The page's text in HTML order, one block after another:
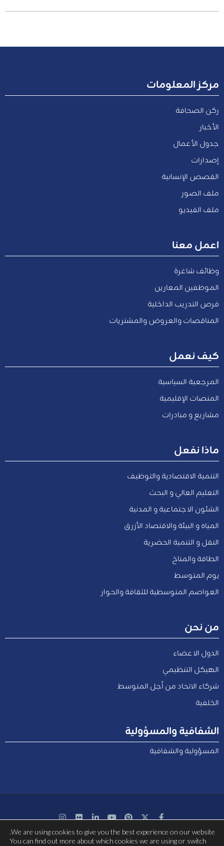
مركز المعلومات
ركن الصحافة
الأخبار
جدول الأعمال
إصدارات
القصص الإنسانية
ملف الصور
ملف الفيديو
اعمل معنا
وظائف شاغرة
الموظفين المعارين
فرص التدريب الداخلية
المناقصات والعروض والمشتريات
كيف نعمل
المرجعية السياسية
المنصات الإقليمية
مشاريع و مبادرات
ماذا نفعل
التنمية الاقتصادية والتوظيف
التعليم العالي و البحث
الشئون الاجتماعية و المدنية
المياه و البيئة والاقتصاد الأزرق
النقل و التنمية الحضرية
الطاقة والمناخ
يوم المتوسط
العواصم المتوسطية للثقافة والحوار
من نحن
الدول الاعضاء
الهيكل التنظيمي
شركاء الاتحاد من أجل المتوسط
الخلفية
الشفافية والمسؤولية
المسؤولية والشفافية
بتمويل مشترك من الاتحاد الأوروبي
We are using cookies to give you the best experience on our website.
You can find out more about which cookies we are using or switch